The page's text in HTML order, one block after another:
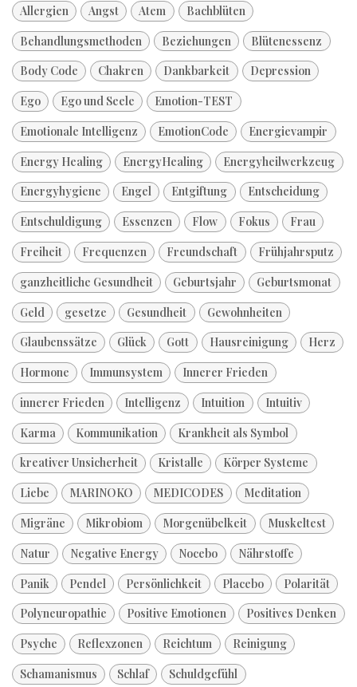
Allergien
Angst Atem
Bachblüten
Behandlungsmethoden
Beziehungen
Blütenessenz
Body Code
Chakren Dankbarkeit
Depression
Ego
Ego und Seele
Emotion-TEST
Emotionale Intelligenz
EmotionCode
Energievampir
Energy Healing
EnergyHealing
Energyheilwerkzeug
Energyhygiene
Engel Entgiftung
Entscheidung
Entschuldigung
Essenzen Flow Fokus
Frau
Freiheit
Frequenzen Freundschaft
Frühjahrsputz
ganzheitliche Gesundheit
Geburtsjahr
Geburtsmonat
Geld
gesetze Gesundheit
Gewohnheiten
Glaubenssätze
Glück Gott Hausreinigung
Herz
Hormone
Immunsystem
Innerer Frieden
innerer Frieden
Intelligenz Intuition
Intuitiv
Karma
Kommunikation
Krankheit als Symbol
kreativer Unsicherheit
Kristalle
Körper Systeme
Liebe
MARINOKO MEDICODES
Meditation
Migräne
Mikrobiom Morgenübelkeit
Muskeltest
Natur
Negative Energy Nocebo
Nährstoffe
Panik
Pendel Persönlichkeit Placebo
Polarität
Polyneuropathie
Positive Emotionen
Positives Denken
Psyche
Reflexzonen Reichtum
Reinigung
Schamanismus
Schlaf
Schuldgefühl